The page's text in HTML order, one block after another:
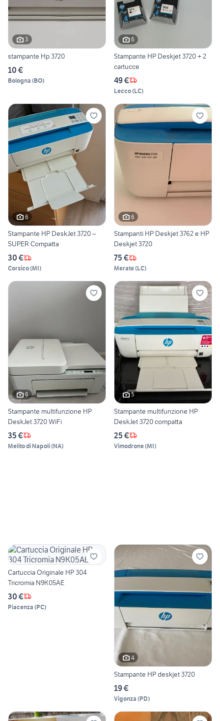
3
stampante Hp 3720
10 €
Bologna (BO)
6
Stampante HP Deskjet 3720 + 2
cartucce
49 €
Lecco(LC)
6
Stampante HP DeskJet 3720 –
SUPER Compatta
30 €
Corsico(MI)
6
Stampanti HP Deskjet 3762 e HP
Deskjet 3720
75 €
Merate(LC)
6
Stampante multifunzione HP
DeskJet 3720 WiFi
35 €
Melito di Napoli(NA)
5
Stampante multifunzione HP
DeskJet 3720 compatta
25 €
Vimodrone(MI)
Cartuccia Originale HP 304
Tricromia N9K05AE
30 €
Piacenza (PC)
4
Stampante HP deskjet 3720
19 €
Vigonza (PD)